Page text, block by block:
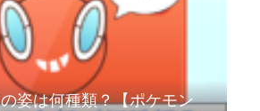
姿は何種類？【ポケモン